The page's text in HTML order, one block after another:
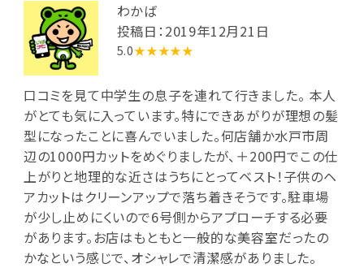
わかば
投稿日：2019年12月21日
5.0★★★★★
口コミを見て中学生の息子を連れて行きました。 本人
がとても気に入っています。特にできあがりが理想の髪
型になったことに喜んでいました。何店舗か水戸市周
辺の1000円カットをめぐりましたが、＋200円でこの仕
上がりと地理的な近さはうちにとってベスト！子供のヘ
アカットはクリーンアップで落ち着きそうです。駐車場
が少し止めにくいので6号側からアプローチする必要
があります。お店はもともと一般的な美容室だったの
かなという感じで、オシャレで清潔感がありました。